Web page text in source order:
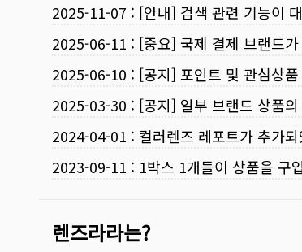
2025-11-07 : [안내] 검색 관련 기능이
2025-06-11 : [중요] 국제 결제 브랜드
2025-06-10 : [공지] 포인트 및 관심상
2025-03-30 : [공지] 일부 브랜드 상품
2024-04-01 : 컬러렌즈 레포트가 추가
2023-09-11 : 1박스 1개들이 상품을 구
렌즈라라는?